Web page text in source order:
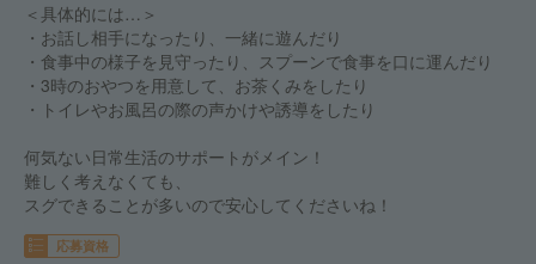
＜具体的には…＞
・お話し相手になったり、一緒に遊んだり
・食事中の様子を見守ったり、スプーンで食事を口に運んだり
・3時のおやつを用意して、お茶くみをしたり
・トイレやお風呂の際の声かけや誘導をしたり
何気ない日常生活のサポートがメイン！
難しく考えなくても、
スグできることが多いので安心してくださいね！
応募資格